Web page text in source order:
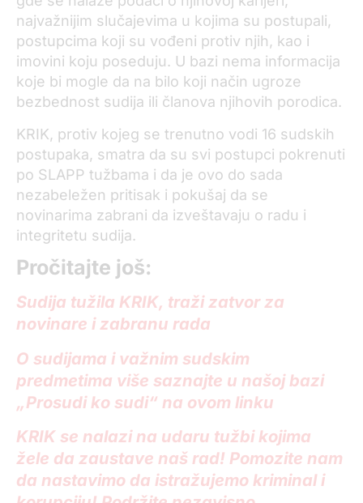
najvažnijim slučajevima u kojima su postupali,
postupcima koji su vođeni protiv njih, kao i
imovini koju poseduju. U bazi nema informacija
koje bi mogle da na bilo koji način ugroze
bezbednost sudija ili članova njihovih porodica.
KRIK, protiv kojeg se trenutno vodi 16 sudskih
postupaka, smatra da su svi postupci pokrenuti
po SLAPP tužbama i da je ovo do sada
nezabeležen pritisak i pokušaj da se
novinarima zabrani da izveštavaju o radu i
integritetu sudija.
Pročitajte još:
Sudija tužila KRIK, traži zatvor za
novinare i zabranu rada
O sudijama i važnim sudskim
predmetima više saznajte u našoj bazi
„Prosudi ko sudi“ na ovom linku
KRIK se nalazi na udaru tužbi kojima
žele da zaustave naš rad! Pomozite nam
da nastavimo da istražujemo kriminal i